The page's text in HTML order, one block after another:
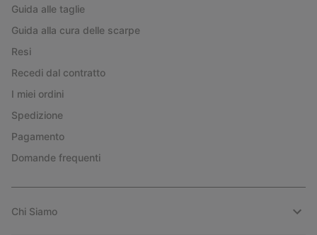
Guida alle taglie
Guida alla cura delle scarpe
Resi
Recedi dal contratto
I miei ordini
Spedizione
Pagamento
Domande frequenti
Chi Siamo